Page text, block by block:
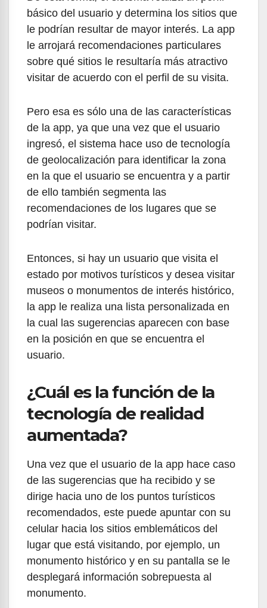
básico del usuario y determina los sitios que
le podrían resultar de mayor interés. La app
le arrojará recomendaciones particulares
sobre qué sitios le resultaría más atractivo
visitar de acuerdo con el perfil de su visita.
Pero esa es sólo una de las características
de la app, ya que una vez que el usuario
ingresó, el sistema hace uso de tecnología
de geolocalización para identificar la zona
en la que el usuario se encuentra y a partir
de ello también segmenta las
recomendaciones de los lugares que se
podrían visitar.
Entonces, si hay un usuario que visita el
estado por motivos turísticos y desea visitar
museos o monumentos de interés histórico,
la app le realiza una lista personalizada en
la cual las sugerencias aparecen con base
en la posición en que se encuentra el
usuario.
¿Cuál es la función de la
tecnología de realidad
aumentada?
Una vez que el usuario de la app hace caso
de las sugerencias que ha recibido y se
dirige hacia uno de los puntos turísticos
recomendados, este puede apuntar con su
celular hacia los sitios emblemáticos del
lugar que está visitando, por ejemplo, un
monumento histórico y en su pantalla se le
desplegará información sobrepuesta al
monumento.